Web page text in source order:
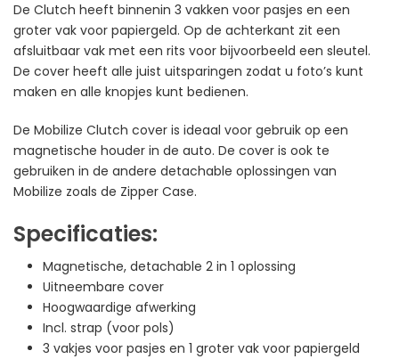
De Clutch heeft binnenin 3 vakken voor pasjes en een
groter vak voor papiergeld. Op de achterkant zit een
afsluitbaar vak met een rits voor bijvoorbeeld een sleutel.
De cover heeft alle juist uitsparingen zodat u foto’s kunt
maken en alle knopjes kunt bedienen.
De Mobilize Clutch cover is ideaal voor gebruik op een
magnetische houder in de auto. De cover is ook te
gebruiken in de andere detachable oplossingen van
Mobilize zoals de Zipper Case.
Specificaties:
Magnetische, detachable 2 in 1 oplossing
Uitneembare cover
Hoogwaardige afwerking
Incl. strap (voor pols)
3 vakjes voor pasjes en 1 groter vak voor papiergeld